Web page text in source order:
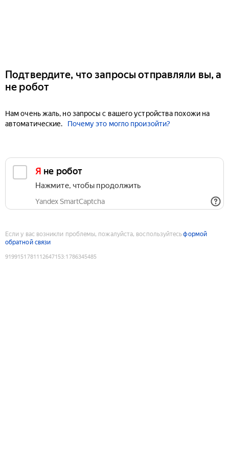
Подтвердите, что запросы отправляли вы, а
не робот
Нам очень жаль, но запросы с вашего устройства похожи на
автоматические.
Почему это могло произойти?
Я не робот
Нажмите, чтобы продолжить
Yandex SmartCaptcha
Если у вас возникли проблемы, пожалуйста, воспользуйтесьформой
обратной связи
9199151781112647153:1786345485